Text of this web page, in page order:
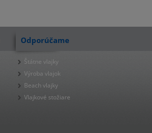
Odporúčame
Štátne vlajky
Výroba vlajok
Beach vlajky
Vlajkové stožiare